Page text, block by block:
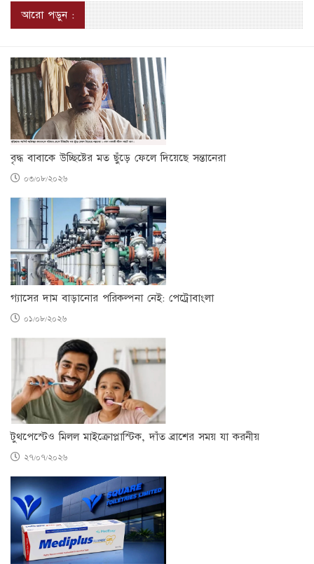
আরো পড়ুন :
বৃদ্ধ বাবাকে উচ্ছিষ্টের মত ছুঁড়ে ফেলে দিয়েছে সন্তানেরা
০৩/০৮/২০২৬
গ্যাসের দাম বাড়ানোর পরিকল্পনা নেই: পেট্রোবাংলা
০১/০৮/২০২৬
টুথপেস্টেও মিলল মাইক্রোপ্লাস্টিক, দাঁত ব্রাশের সময় যা করনীয়
২৭/০৭/২০২৬